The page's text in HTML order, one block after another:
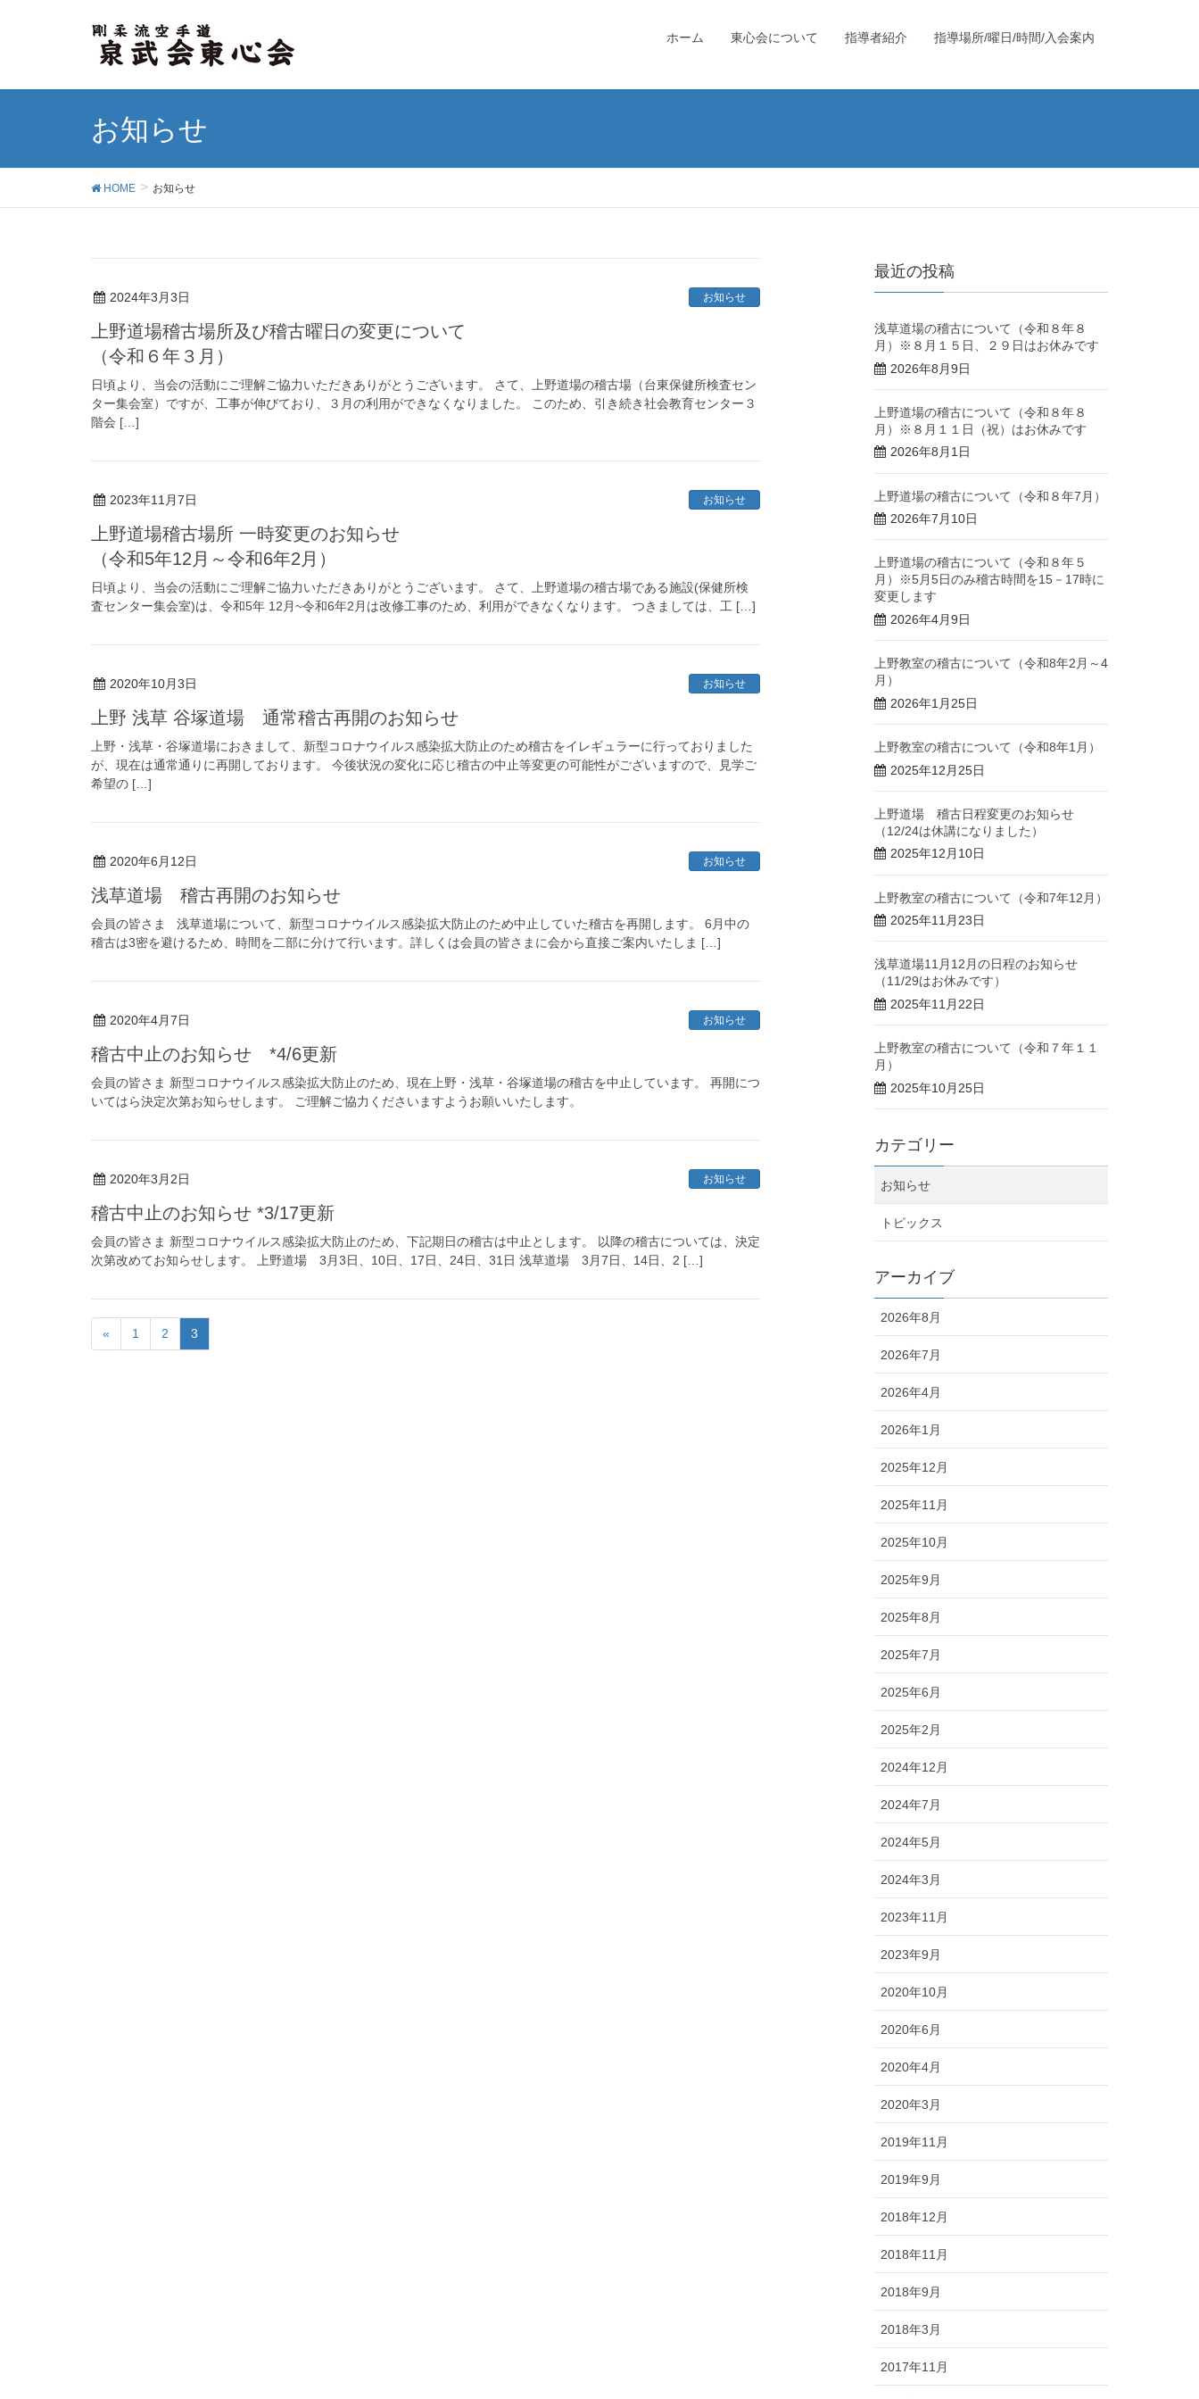
ホーム 東心会について 指導者紹介 指導場所/曜日/時間/入会案内
お知らせ
HOME お知らせ
2024年3月3日 お知らせ
上野道場稽古場所及び稽古曜日の変更について
（令和６年３月）
日頃より、当会の活動にご理解ご協力いただきありがとうございます。 さて、上野道場の稽古場（台東保健所検査セン
ター集会室）ですが、工事が伸びており、３月の利用ができなくなりました。 このため、引き続き社会教育センター３
階会 […]
2023年11月7日 お知らせ
上野道場稽古場所 一時変更のお知らせ
（令和5年12月～令和6年2月）
日頃より、当会の活動にご理解ご協力いただきありがとうございます。 さて、上野道場の稽古場である施設(保健所検
査センター集会室)は、令和5年 12月~令和6年2月は改修工事のため、利用ができなくなります。 つきましては、工 […]
2020年10月3日 お知らせ
上野 浅草 谷塚道場 通常稽古再開のお知らせ
上野・浅草・谷塚道場におきまして、新型コロナウイルス感染拡大防止のため稽古をイレギュラーに行っておりました
が、現在は通常通りに再開しております。 今後状況の変化に応じ稽古の中止等変更の可能性がございますので、見学ご
希望の […]
2020年6月12日 お知らせ
浅草道場 稽古再開のお知らせ
会員の皆さま 浅草道場について、新型コロナウイルス感染拡大防止のため中止していた稽古を再開します。 6月中の
稽古は3密を避けるため、時間を二部に分けて行います。詳しくは会員の皆さまに会から直接ご案内いたしま […]
2020年4月7日 お知らせ
稽古中止のお知らせ *4/6更新
会員の皆さま 新型コロナウイルス感染拡大防止のため、現在上野・浅草・谷塚道場の稽古を中止しています。 再開につ
いてはら決定次第お知らせします。 ご理解ご協力くださいますようお願いいたします。
2020年3月2日 お知らせ
稽古中止のお知らせ *3/17更新
会員の皆さま 新型コロナウイルス感染拡大防止のため、下記期日の稽古は中止とします。 以降の稽古については、決定
次第改めてお知らせします。 上野道場 3月3日、10日、17日、24日、31日 浅草道場 3月7日、14日、2 […]
« 1 2 3
最近の投稿
浅草道場の稽古について（令和８年８
月）※８月１５日、２９日はお休みです
2026年8月9日
上野道場の稽古について（令和８年８
月）※８月１１日（祝）はお休みです
2026年8月1日
上野道場の稽古について（令和８年7月）
2026年7月10日
上野道場の稽古について（令和８年５
月）※5月5日のみ稽古時間を15－17時に
変更します
2026年4月9日
上野教室の稽古について（令和8年2月～4
月）
2026年1月25日
上野教室の稽古について（令和8年1月）
2025年12月25日
上野道場 稽古日程変更のお知らせ
（12/24は休講になりました）
2025年12月10日
上野教室の稽古について（令和7年12月）
2025年11月23日
浅草道場11月12月の日程のお知らせ
（11/29はお休みです）
2025年11月22日
上野教室の稽古について（令和７年１１
月）
2025年10月25日
カテゴリー
お知らせ
トピックス
アーカイブ
2026年8月
2026年7月
2026年4月
2026年1月
2025年12月
2025年11月
2025年10月
2025年9月
2025年8月
2025年7月
2025年6月
2025年2月
2024年12月
2024年7月
2024年5月
2024年3月
2023年11月
2023年9月
2020年10月
2020年6月
2020年4月
2020年3月
2019年11月
2019年9月
2018年12月
2018年11月
2018年9月
2018年3月
2017年11月